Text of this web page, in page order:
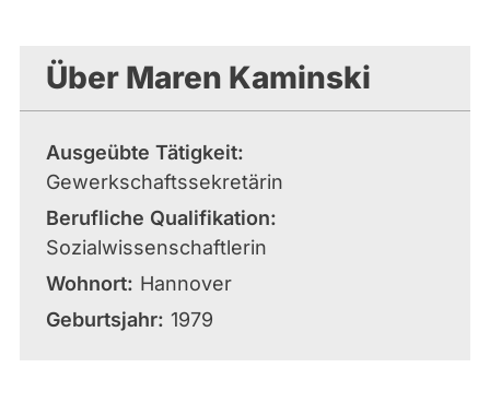
Über Maren Kaminski
Ausgeübte Tätigkeit
Gewerkschaftssekretärin
Berufliche Qualifikation
Sozialwissenschaftlerin
Wohnort
Hannover
Geburtsjahr 1979